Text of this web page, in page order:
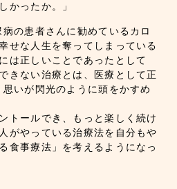
かったか。」
の患者さんに勧めているカロ
せな人生を奪ってしまっている
は正しいことであったとして
きない治療とは、医療として正
いが閃光のように頭をかすめ
トールでき、もっと楽しく続け
がやっている治療法を自分もや
食事療法」を考えるようになっ